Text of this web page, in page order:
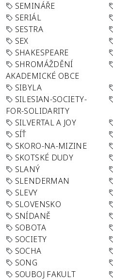
SEMINÁŘE
SERIÁL
SESTRA
SEX
SHAKESPEARE
SHROMÁŽDĚNÍ
AKADEMICKÉ OBCE
SIBYLA
SILESIAN-SOCIETY-
FOR-SOLIDARITY
SILVERTAL A JOY
SÍŤ
SKORO-NA-MIZINE
SKOTSKÉ DUDY
SLANÝ
SLENDERMAN
SLEVY
SLOVENSKO
SNÍDANĚ
SOBOTA
SOCIETY
SOCHA
SONG
SOUBOJ FAKULT